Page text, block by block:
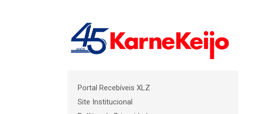
Portal Recebíveis XLZ
Site Institucional